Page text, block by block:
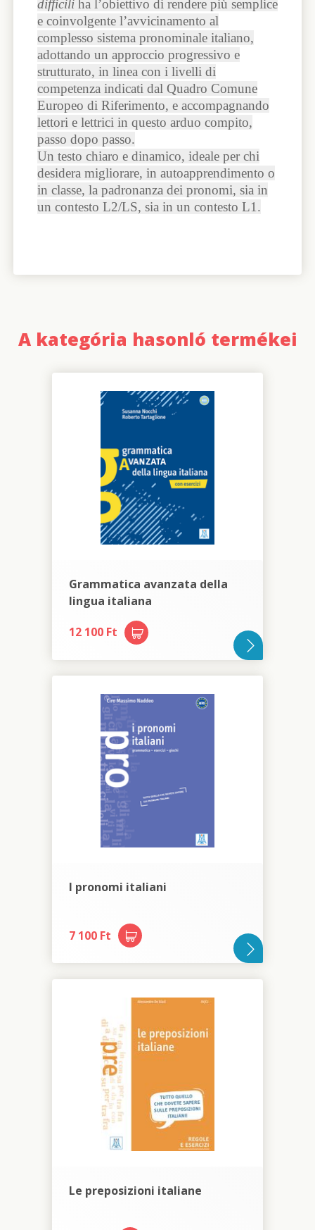
difficiliha l’obiettivo di rendere più semplice
e coinvolgente l’avvicinamento al
complesso sistema pronominale italiano,
adottando un approccio progressivo e
strutturato, in linea con i livelli di
competenza indicati dal Quadro Comune
Europeo di Riferimento, e accompagnando
lettori e lettrici in questo arduo compito,
passo dopo passo.
Un testo chiaro e dinamico, ideale per chi
desidera migliorare, in autoapprendimento o
in classe, la padronanza dei pronomi, sia in
un contesto L2/LS, sia in un contesto L1.
A kategória hasonló termékei
Grammatica avanzata della
lingua italiana
12 100 Ft
I pronomi italiani
7 100 Ft
Le preposizioni italiane